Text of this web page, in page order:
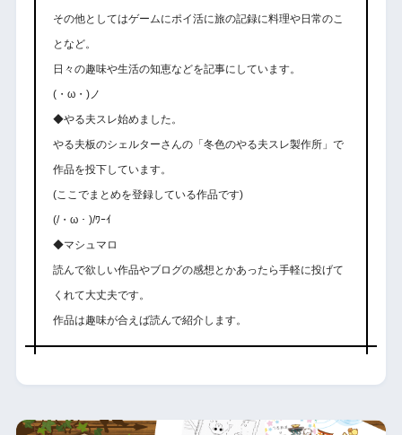
その他としてはゲームにポイ活に旅の記録に料理や日常のこ
となど。
日々の趣味や生活の知恵などを記事にしています。
(・ω・)ノ
◆やる夫スレ始めました。
やる夫板のシェルターさんの「冬色のやる夫スレ製作所」で
作品を投下しています。
(ここでまとめを登録している作品です)
(/・ω・)/ﾜｰｲ
◆マシュマロ
読んで欲しい作品やブログの感想とかあったら手軽に投げて
くれて大丈夫です。
作品は趣味が合えば読んで紹介します。